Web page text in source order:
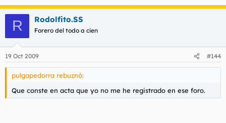
R Rodolfito.SS
Forero del todo a cien
19 Oct 2009 #144
pulgapedorra rebuznó:
Que conste en acta que yo no me he registrado en ese foro.